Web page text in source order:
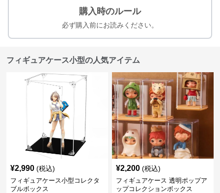
購入時のルール
必ず購入前にお読みください。
フィギュアケース小型の人気アイテム
¥2,990 (税込)
フィギュアケース小型コレクタ
ブルボックス
¥2,200 (税込)
フィギュアケース 透明ポップア
ップコレクションボックス